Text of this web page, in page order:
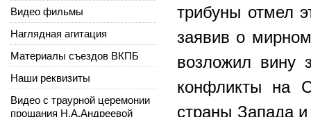
трибуны отмел
заявив о
возложил вину
конфликты на
страны Запада и
Видео фильмы
Наглядная агитация
Материалы съездов ВКПБ
Наши реквизиты
Видео с траурной церемонии
прощания Н.А.Андреевой